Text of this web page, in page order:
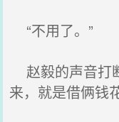
“不用了。”
赵毅的声音打
来，就是借俩钱